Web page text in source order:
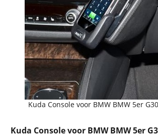
Kuda Console voor BMW BMW 5er
Kuda Console voor BMW BMW 5er